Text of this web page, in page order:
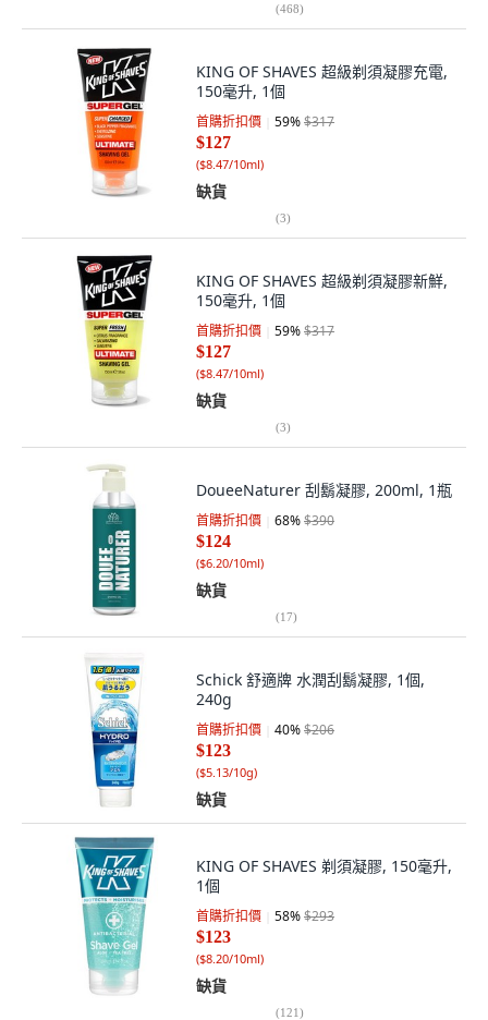
(468)
KING OF SHAVES 超級剃須凝膠充電,
150毫升, 1個
首購折扣價 59%$317
$127
($8.47/10ml)
缺貨
(3)
KING OF SHAVES 超級剃須凝膠新鮮,
150毫升, 1個
首購折扣價 59%$317
$127
($8.47/10ml)
缺貨
(3)
DoueeNaturer 刮鬍凝膠, 200ml, 1瓶
首購折扣價 68%$390
$124
($6.20/10ml)
缺貨
(17)
Schick 舒適牌 水潤刮鬍凝膠, 1個,
240g
首購折扣價 40%$206
$123
($5.13/10g)
缺貨
KING OF SHAVES 剃須凝膠, 150毫升,
1個
首購折扣價 58%$293
$123
($8.20/10ml)
缺貨
(121)